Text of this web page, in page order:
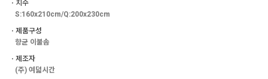
ㆍ치수
S:160x210cm/Q:200x230cm
ㆍ제품구성
향균 이불솜
ㆍ제조자
(주) 여덟시간